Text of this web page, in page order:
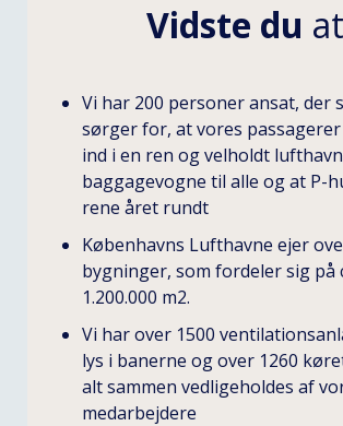
Vidste du at
Vi har 200 personer ansat, der
sørger for, at vores
ind i en ren og velholdt
baggagevogne til alle og at P-
rene året rundt
Københavns Lufthavne ejer
bygninger, som fordeler sig på
1.200.000 m2.
Vi har over 1500
lys i banerne og over 1260
alt sammen vedligeholdes af
medarbejdere